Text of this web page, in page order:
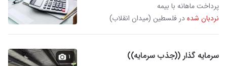
پرداخت ماهانه با بیمه
نردبان شدهدر فلسطین (میدان انقلاب)
سرمایه گذار ((جذب سرمایه)) ۱